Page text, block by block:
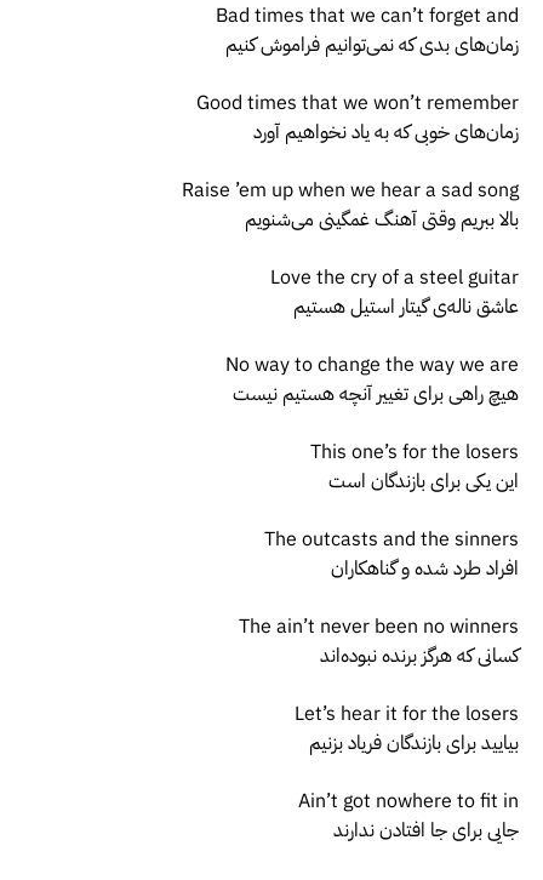
Bad times that we can’t forget and
زمان‌های بدی که نمی‌توانیم فراموش کنیم
Good times that we won’t remember
زمان‌های خوبی که به یاد نخواهیم آورد
Raise ’em up when we hear a sad song
بالا ببریم وقتی آهنگ غمگینی می‌شنویم
Love the cry of a steel guitar
عاشق ناله‌ی گیتار استیل هستیم
No way to change the way we are
هیچ راهی برای تغییر آنچه هستیم نیست
This one’s for the losers
این یکی برای بازندگان است
The outcasts and the sinners
افراد طرد شده و گناهکاران
The ain’t never been no winners
کسانی که هرگز برنده نبوده‌اند
Let’s hear it for the losers
بیایید برای بازندگان فریاد بزنیم
Ain’t got nowhere to fit in
جایی برای جا افتادن ندارند